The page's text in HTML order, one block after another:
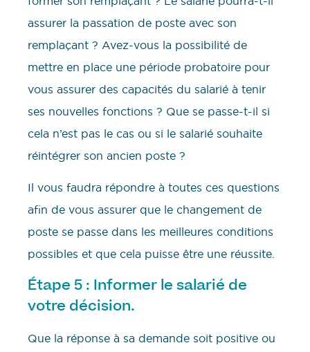
assurer la passation de poste avec son
remplaçant ? Avez-vous la possibilité de
mettre en place une période probatoire pour
vous assurer des capacités du salarié à tenir
ses nouvelles fonctions ? Que se passe-t-il si
cela n’est pas le cas ou si le salarié souhaite
réintégrer son ancien poste ?
Il vous faudra répondre à toutes ces questions
afin de vous assurer que le changement de
poste se passe dans les meilleures conditions
possibles et que cela puisse être une réussite.
Étape 5 : Informer le salarié de
votre décision.
Que la réponse à sa demande soit positive ou